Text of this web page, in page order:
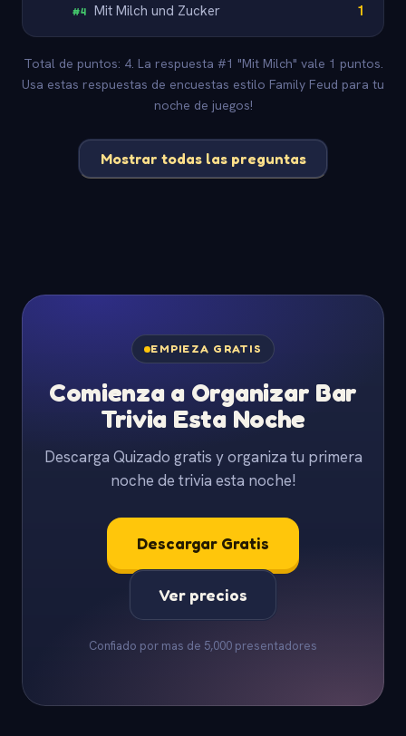
#4 Mit Milch und Zucker 1
Total de puntos: 4. La respuesta #1 "Mit Milch" vale 1 puntos.
Usa estas respuestas de encuestas estilo Family Feud para tu
noche de juegos!
Mostrar todas las preguntas
EMPIEZA GRATIS
Comienza a Organizar Bar
Trivia Esta Noche
Descarga Quizado gratis y organiza tu primera
noche de trivia esta noche!
Descargar Gratis
Ver precios
Confiado por mas de 5,000 presentadores